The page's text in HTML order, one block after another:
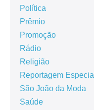
Política
Prêmio
Promoção
Rádio
Religião
Reportagem Especial
São João da Moda
Saúde